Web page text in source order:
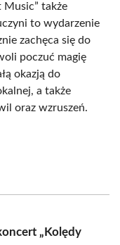
Music” także
to wydarzenie
zachęca się do
poczuć magię
okazją do
a także
oraz wzruszeń.
„Kolędy